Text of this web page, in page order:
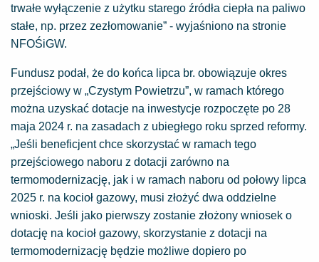
trwałe wyłączenie z użytku starego źródła ciepła na paliwo
stałe, np. przez zezłomowanie” - wyjaśniono na stronie
NFOŚiGW.
Fundusz podał, że do końca lipca br. obowiązuje okres
przejściowy w „Czystym Powietrzu”, w ramach którego
można uzyskać dotacje na inwestycje rozpoczęte po 28
maja 2024 r. na zasadach z ubiegłego roku sprzed reformy.
„Jeśli beneficjent chce skorzystać w ramach tego
przejściowego naboru z dotacji zarówno na
termomodernizację, jak i w ramach naboru od połowy lipca
2025 r. na kocioł gazowy, musi złożyć dwa oddzielne
wnioski. Jeśli jako pierwszy zostanie złożony wniosek o
dotację na kocioł gazowy, skorzystanie z dotacji na
termomodernizację będzie możliwe dopiero po